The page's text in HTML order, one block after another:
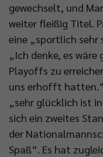
gewechselt, und
weiter fleißig Titel.
eine „sportlich sehr
„Ich denke, es
Playoffs zu
uns erhofft
„sehr glücklich ist
sich ein zweites
der
Spaß“. Es hat